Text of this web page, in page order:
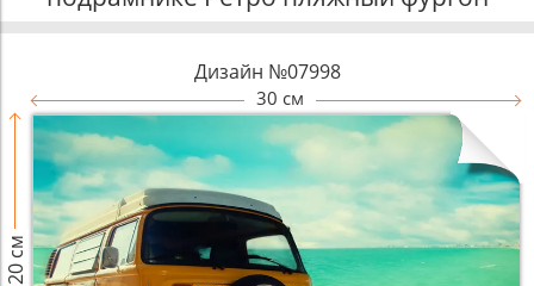
Дизайн №07998
30 см
20 см